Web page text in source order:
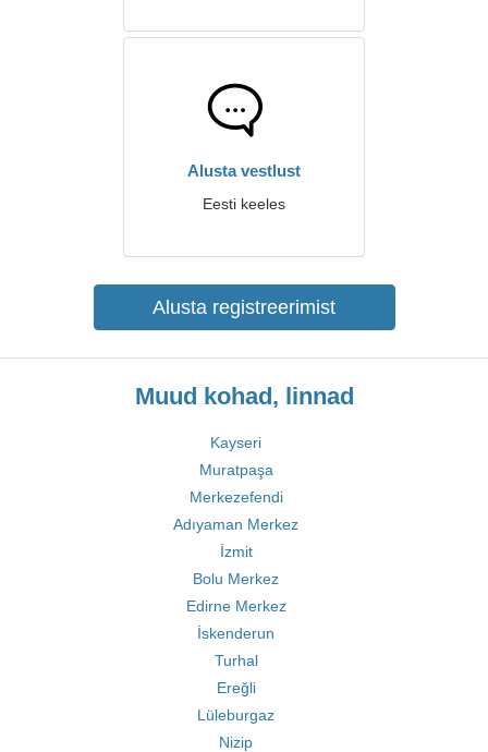
Alusta vestlust
Eesti keeles
Alusta registreerimist
Muud kohad, linnad
Kayseri
Muratpaşa
Merkezefendi
Adıyaman Merkez
İzmit
Bolu Merkez
Edirne Merkez
İskenderun
Turhal
Ereğli
Lüleburgaz
Nizip